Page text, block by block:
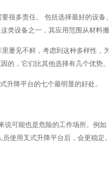
很多责任。 包括选择最好的设
类设备之一，其应用范围从材料搬
屡见不鲜，考虑到这种多样性，
的，它们比其他选择有几个优势。
降平台的七个最明显的好处。
可能也是危险的工作场所。例如
使用叉式升降平台后，会更稳定